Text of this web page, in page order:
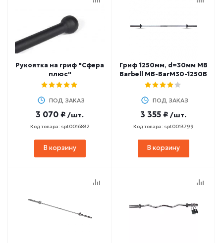
Рукоятка на гриф "Сфера
плюс"
ПОД ЗАКАЗ
3 070 ₽ /шт.
Код товара: spt0016832
В корзину
Гриф 1250мм, d=30мм MB
Barbell MB-BarM30-1250B
ПОД ЗАКАЗ
3 355 ₽ /шт.
Код товара: spt0013799
В корзину